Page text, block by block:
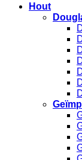
Hout